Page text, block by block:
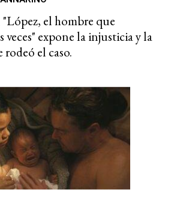
el hombre que
veces" expone la injusticia y la
el caso.